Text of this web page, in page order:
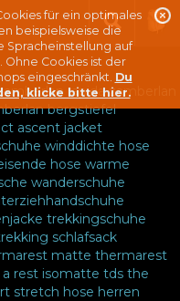
für ein optimales
beispielsweise die
Spracheinstellung auf
Cookies ist der
eingeschränkt. Du
klicke bitte hier.
rapida zamberlan
bergstiefel
ascent jacket
winddichte hose
hose warme
wanderschuhe
trekkingschuhe
schlafsack
matte thermarest
rest isomatte tds the
stretch hose herren